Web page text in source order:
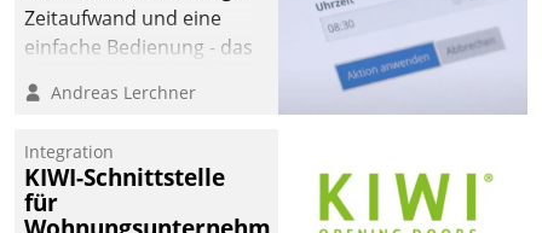
und auf Wunsch über
mehrere zuvor
Kommunikationswege bei
Zeitaufwand und eine
einfache Bedienung - das
Cockpit für mobile
Datatrain. Die meravis
Wohnungsbau- und
Immobilien GmbH hat
Andreas Lerchner
Integration
KIWI-Schnittstelle
für